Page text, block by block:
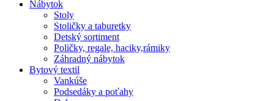
Nábytok
Stoly
Stoličky a taburetky
Detský sortiment
Poličky, regale, haciky,rámiky
Záhradný nábytok
Bytový textil
Vankúše
Podsedáky a poťahy